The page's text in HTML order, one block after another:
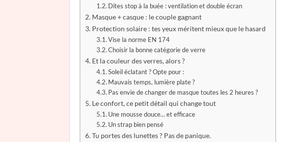
Dites stop à la buée : ventilation et double écran
Masque + casque : le couple gagnant
Protection solaire : tes yeux méritent mieux que le hasard
Vise la norme EN 174
Choisir la bonne catégorie de verre
Et la couleur des verres, alors ?
Soleil éclatant ? Opte pour :
Mauvais temps, lumière plate ?
Pas envie de changer de masque toutes les 2 heures ?
Le confort, ce petit détail qui change tout
Une mousse douce… et efficace
Un strap bien pensé
Tu portes des lunettes ? Pas de panique.